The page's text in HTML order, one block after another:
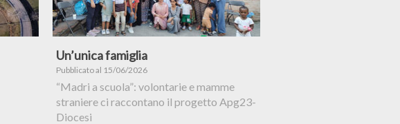
Un’unica famiglia
Pubblicato al 15/06/2026
“Madri a scuola”: volontarie e mamme
straniere ci raccontano il progetto Apg23-
Diocesi